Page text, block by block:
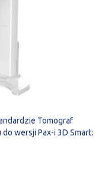
Tomograf
wersji Pax-i 3D Smart: